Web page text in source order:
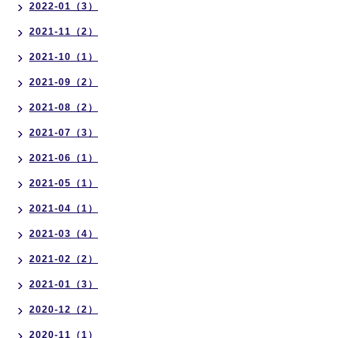
2022-01（3）
2021-11（2）
2021-10（1）
2021-09（2）
2021-08（2）
2021-07（3）
2021-06（1）
2021-05（1）
2021-04（1）
2021-03（4）
2021-02（2）
2021-01（3）
2020-12（2）
2020-11（1）